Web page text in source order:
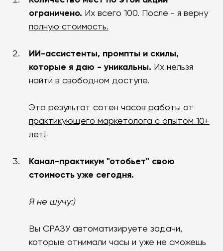
ограничено. Их всего 100. После - я верну
полную стоимость.
ИИ-ассистенты, промпты и скилы,
которые я даю - уникальны. Их нельзя
найти в свободном доступе.
Это результат сотен часов работы от
практикующего маркетолога с опытом 10+
лет!
Канал-практикум "отобьет" свою
стоимость уже сегодня.
Я не шучу:)
Вы СРАЗУ автоматизируете задачи,
которые отнимали часы и уже не сможешь